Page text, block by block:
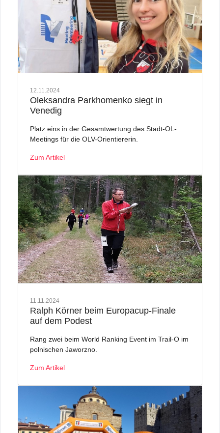
12.11.2024
Oleksandra Parkhomenko siegt in
Venedig
Platz eins in der Gesamtwertung des Stadt-OL-
Meetings für die OLV-Orientiererin.
Zum Artikel
11.11.2024
Ralph Körner beim Europacup-Finale
auf dem Podest
Rang zwei beim World Ranking Event im Trail-O im
polnischen Jaworzno.
Zum Artikel